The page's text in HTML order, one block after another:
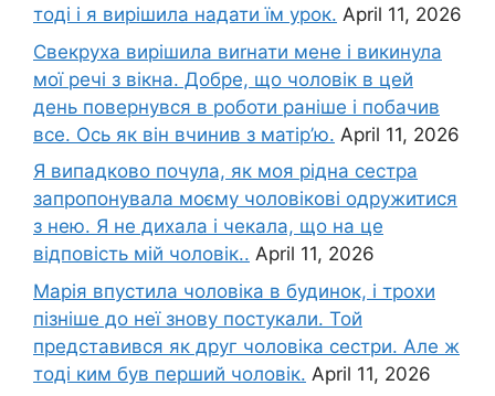
тоді і я вирішила надати їм урок. April 11, 2026
Свекруха вирішила виrнати мене і викинула
мої речі з вікна. Добре, що чоловік в цей
день повернувся в роботи раніше і побачив
все. Ось як він вчинив з матір’ю. April 11, 2026
Я випадково почула, як моя рідна сестра
запропонувала моєму чоловікові одружитися
з нею. Я не дихала і чекала, що на це
відповість мій чоловік.. April 11, 2026
Марія впустила чоловіка в будинок, і трохи
пізніше до неї знову постукали. Той
представився як друг чоловіка сестри. Але ж
тоді ким був перший чоловік. April 11, 2026